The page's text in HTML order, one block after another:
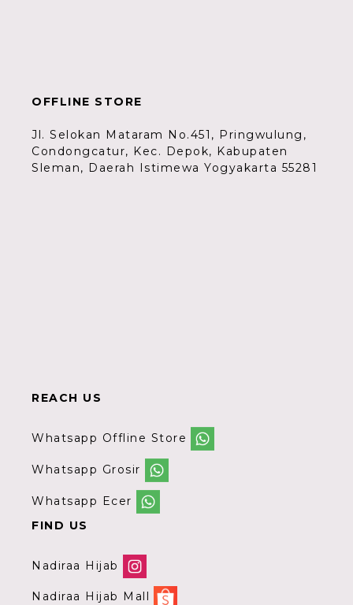
OFFLINE STORE
Jl. Selokan Mataram No.451, Pringwulung,
Condongcatur, Kec. Depok, Kabupaten
Sleman, Daerah Istimewa Yogyakarta 55281
REACH US
Whatsapp Offline Store
Whatsapp Grosir
Whatsapp Ecer
FIND US
Nadiraa Hijab
Nadiraa Hijab Mall